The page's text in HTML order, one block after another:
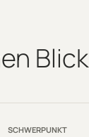
Blick
SCHWERPUNKT